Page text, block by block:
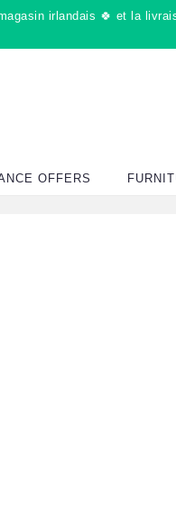
irlandais 🍀 et la
OFFERS